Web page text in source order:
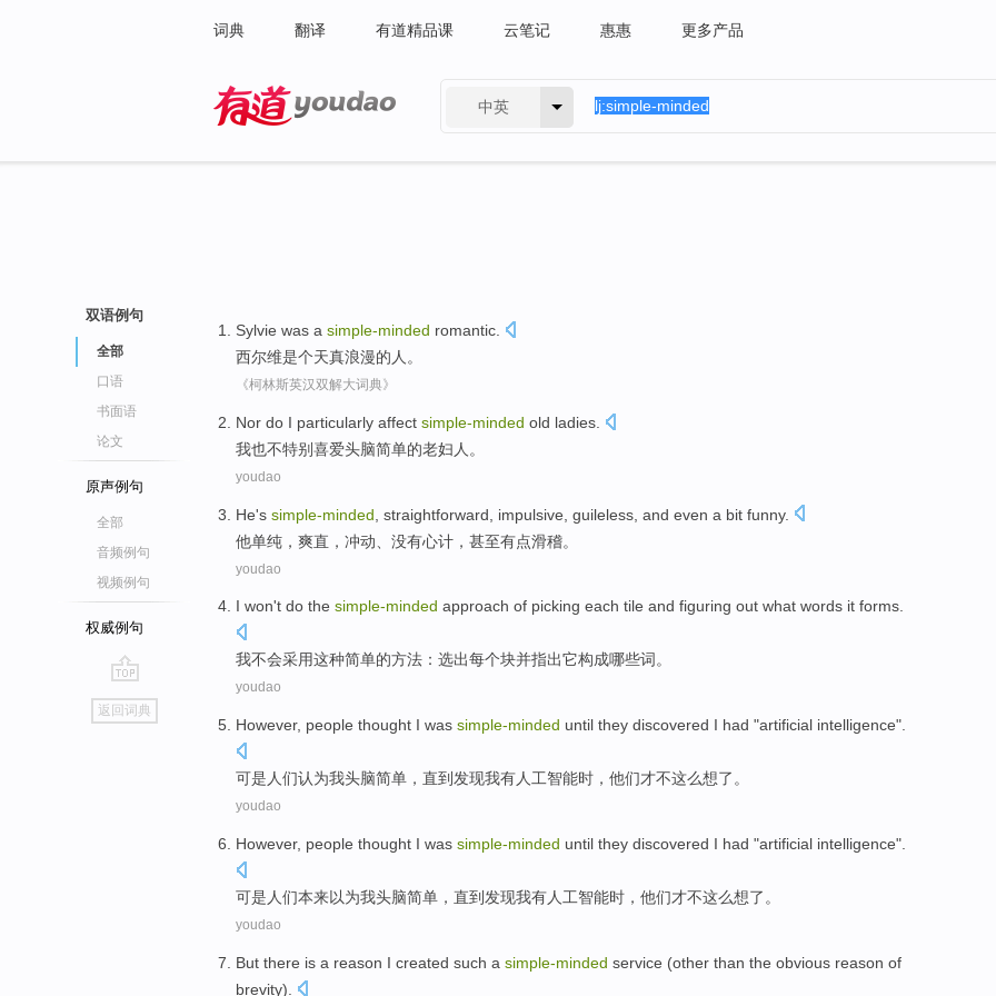
词典 翻译 有道精品课 云笔记 惠惠 更多产品
中英
双语例句
全部
口语
书面语
论文
原声例句
全部
音频例句
视频例句
权威例句
go
top
返回词典
Sylvie was a simple-minded romantic
西尔维是个天真浪漫的人 。
《柯林斯英汉双解大词典》
Nor do I particularly affect simple-minded old ladies.
我也不特别喜爱头脑简单的老妇人。
youdao
He's simple-minded straightforward impulsive guileless and even a bit funny.
他单纯， 爽直 ， 冲动 没有心计 ， 甚至有点滑稽。
youdao
I won't do the simple-minded approach of picking each tile and figuring out what words it forms.
我不会采用这种简单的方法 ：选出每个块并指出它构成哪些词。
youdao
However, people thought I was simple-minded until they discovered I had "artificial intelligence".
可是 人们认为我头脑简单， 直到 发现我有人工智能时， 他们才不这么想了。
youdao
However, people thought I was simple-minded until they discovered I had "artificial intelligence".
可是 人们本来以为我头脑简单， 直到 发现我有人工智能时， 他们才不这么想了。
youdao
But there is a reason I created such a simple-minded service (other than the obvious reason of
brevity).